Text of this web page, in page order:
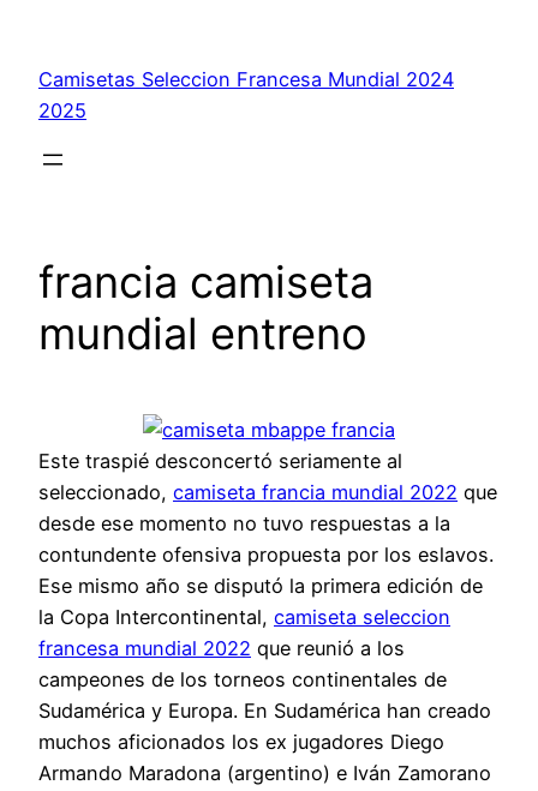
contenido
Camisetas Seleccion Francesa Mundial 2024
2025
francia camiseta
mundial entreno
Este traspié desconcertó seriamente al
seleccionado, camiseta francia mundial 2022 que
desde ese momento no tuvo respuestas a la
contundente ofensiva propuesta por los eslavos.
Ese mismo año se disputó la primera edición de
la Copa Intercontinental, camiseta seleccion
francesa mundial 2022 que reunió a los
campeones de los torneos continentales de
Sudamérica y Europa. En Sudamérica han creado
muchos aficionados los ex jugadores Diego
Armando Maradona (argentino) e Iván Zamorano